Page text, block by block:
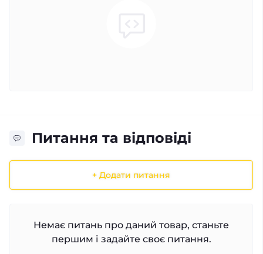
Питання та відповіді
+ Додати питання
Немає питань про даний товар, станьте
першим і задайте своє питання.